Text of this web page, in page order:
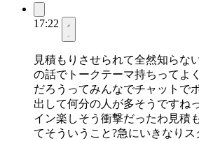
17:22
見積もりさせられて全然知らな
の話でトークテーマ持ちってよ
だろうってみんなでチャットで
出して何分の人が多そうですね
イン楽しそう衝撃だったわ見積
てそういうこと?急にいきなり